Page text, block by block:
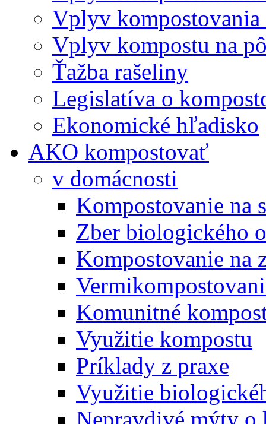
Vplyv
Vplyv kompostu na
Ťažba rašeliny
Legislatíva o
Ekonomické hľadisko
AKO kompostovať
v domácnosti
Kompostovanie na
Zber biologického
Kompostovanie na
Komunitné
Využitie kompostu
Príklady z praxe
Využitie
Nepravdivé mýty o